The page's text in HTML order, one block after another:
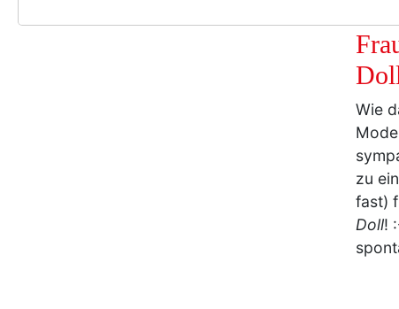
50+
Wie
zu
fast)
Doll!